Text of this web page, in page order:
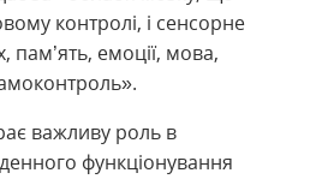
контролі, і сенсорне
пам’ять, емоції, мова,
важливу роль в
функціонування